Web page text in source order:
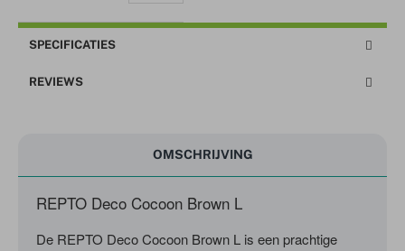
SPECIFICATIES
REVIEWS
OMSCHRIJVING
REPTO Deco Cocoon Brown L
De REPTO Deco Cocoon Brown L is een prachtige